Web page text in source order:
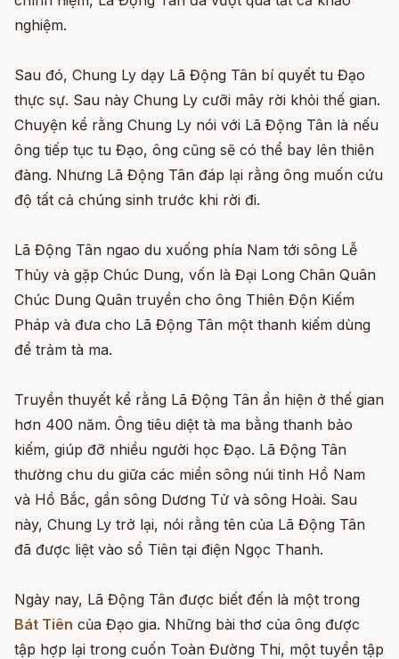
nghiệm.
Sau đó, Chung Ly dạy Lã Động Tân bí quyết tu Đạo
thực sự. Sau này Chung Ly cưỡi mây rời khỏi thế gian.
Chuyện kể rằng Chung Ly nói với Lã Động Tân là nếu
ông tiếp tục tu Đạo, ông cũng sẽ có thể bay lên thiên
đàng. Nhưng Lã Động Tân đáp lại rằng ông muốn cứu
độ tất cả chúng sinh trước khi rời đi.
Lã Động Tân ngao du xuống phía Nam tới sông Lễ
Thủy và gặp Chúc Dung, vốn là Đại Long Chân Quân
Chúc Dung Quân truyền cho ông Thiên Độn Kiếm
Pháp và đưa cho Lã Động Tân một thanh kiếm dùng
để trảm tà ma.
Truyền thuyết kể rằng Lã Động Tân ẩn hiện ở thế gian
hơn 400 năm. Ông tiêu diệt tà ma bằng thanh bảo
kiếm, giúp đỡ nhiều người học Đạo. Lã Động Tân
thường chu du giữa các miền sông núi tỉnh Hồ Nam
và Hồ Bắc, gần sông Dương Tử và sông Hoài. Sau
này, Chung Ly trở lại, nói rằng tên của Lã Động Tân
đã được liệt vào sổ Tiên tại điện Ngọc Thanh.
Ngày nay, Lã Động Tân được biết đến là một trong
Bát Tiên của Đạo gia. Những bài thơ của ông được
tập hợp lại trong cuốn Toàn Đường Thi, một tuyển tập